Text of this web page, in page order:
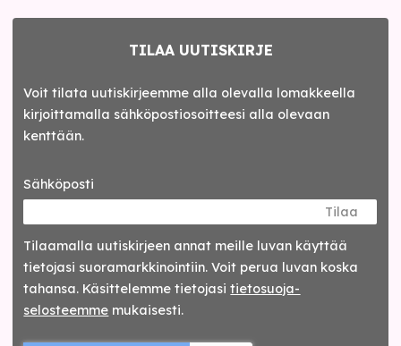
TILAA UUTISKIRJE
Voit tilata uutiskirjeemme alla olevalla lomakkeella
kirjoittamalla sähköpostiosoitteesi alla olevaan
kenttään.
Sähköposti
Tilaa
Tilaamalla uutis­kirjeen annat meille luvan käyttää
tietojasi suora­markkinointiin. Voit perua luvan koska
tahansa. Käsittelemme tietojasitieto­suoja­
selosteemme mukaisesti.